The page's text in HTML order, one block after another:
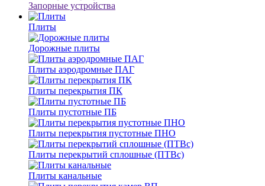
Запорные устройства
Плиты
Дорожные плиты
Плиты аэродромные ПАГ
Плиты перекрытия ПК
Плиты пустотные ПБ
Плиты перекрытия пустотные ПНО
Плиты перекрытий сплошные (ПТВс)
Плиты канальные